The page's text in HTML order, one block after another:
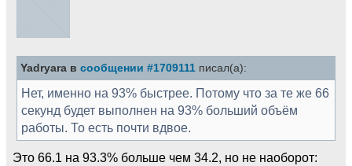
Yadryara в сообщении #1709111 писал(а):
Нет, именно на 93% быстрее. Потому что за те же 66
секунд будет выполнен на 93% больший объём
работы. То есть почти вдвое.
Это 66.1 на 93.3% больше чем 34.2, но не наоборот: